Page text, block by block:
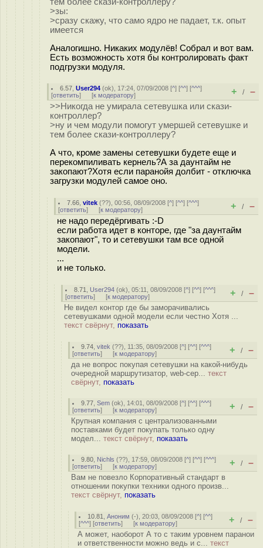
>зы:
>сразу скажу, что само ядро не падает, т.к. опыт
имеется
Аналогишно. Никаких модулёв! Собрал и вот вам.
Есть возможность хотя бы контролировать факт
подгрузки модуля.
6.57 ,User294 (ok), 17:24, 07/09/2008 [^] [^^] [^^^]
[ответить] [к модератору] + / –
>>Никогда не умирала сетевушка или скази-
контроллер?
>ну и чем модули помогут умершей сетевушке и
тем более скази-контроллеру?
А что, кроме замены сетевушки будете еще и
перекомпиливать кернель?А за даунтайм не
закопают?Хотя если паранойя долбит - отключка
загрузки модулей самое оно.
7.66 ,vitek (??), 00:56, 08/09/2008 [^] [^^] [^^^]
[ответить] [к модератору] + / –
не надо передёргивать :-D
если работа идет в конторе, где "за даунтайм
закопают", то и сетевушки там все одной
модели.
...
и не только.
8.71 User294 (ok), 05:11, 08/09/2008 [^] [^^] [^^^]
[ответить] [к модератору] + / –
Не видел контор где бы заморачивались
сетевушками одной модели если честно Хотя ...
текст свёрнут, показать
9.74 ,vitek (??), 11:35, 08/09/2008 [^] [^^] [^^^]
[ответить] [к модератору] + / –
да не вопрос покупая сетевушки на какой-нибудь
очередной маршрутизатор, web-сер... текст
свёрнут, показать
9.77 ,Sem (ok), 14:01, 08/09/2008 [^] [^^] [^^^]
[ответить] [к модератору] + / –
Крупная компания с централизованными
поставками будет покупать только одну
модел... текст свёрнут, показать
9.80 Nichls (??), 17:59, 08/09/2008 [^] [^^] [^^^]
[ответить] [к модератору] + / –
Вам не повезло Корпоративный стандарт в
отношении покупки техники одного произв...
текст свёрнут, показать
10.81 ,Аноним (-), 20:03, 08/09/2008 [^] [^^]
[^^^] [ответить] [к модератору] + / –
А может, наоборот А то с таким уровнем паранои
и ответственности можно ведь и с... текст